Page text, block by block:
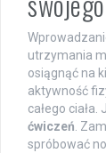
utrzymania
osiągnąć na
aktywność
całego
ćwiczeń.
spróbować